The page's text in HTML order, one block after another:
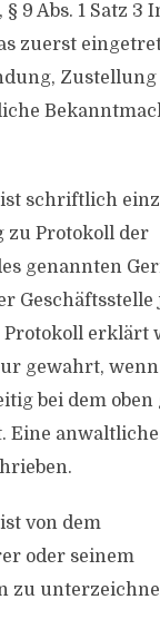
9 Abs. 1 Satz 3
zuerst
Zustellung
schriftlich
Protokoll der
genannten
Geschäftsstelle
erklärt
gewahrt, wenn
bei dem oben
Eine
von dem
oder seinem
zu